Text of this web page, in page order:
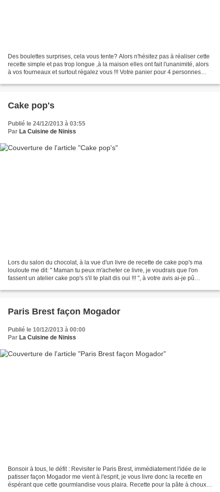
Des boulettes surprises, cela vous tente? Alors n'hésitez pas à réaliser cette
recette simple et pas trop longue ,à la maison elles ont fait l'unanimité, alors
à vos fourneaux et surtout régalez vous !!! Votre panier pour 4 personnes
Cake pop's
Publié le 24/12/2013 à 03:55
Par La Cuisine de Niniss
Lors du salon du chocolat, à la vue d'un livre de recette de cake pop's ma
louloute me dit: " Maman tu peux m'acheter ce livre, je voudrais que l'on
fassent un atelier cake pop's s'il te plait dis oui !!! ", à votre avis ai-je pû
Paris Brest façon Mogador
Publié le 10/12/2013 à 00:00
Par La Cuisine de Niniss
Bonsoir à tous, le défit : Revisiter le Paris Brest, immédiatement l'idée de le
patisser façon Mogador me vient à l'esprit, je vous livre donc la recette en
éspérant que cette gourmlandise vous plaira. Recette pour la pâte à choux